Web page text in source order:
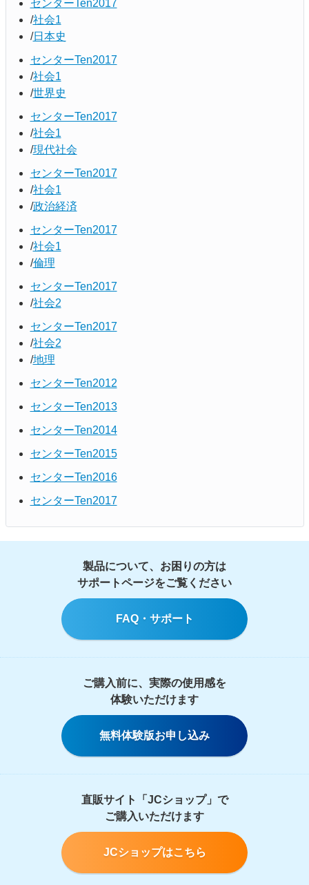
センターTen2017
社会1
日本史
センターTen2017
社会1
世界史
センターTen2017
社会1
現代社会
センターTen2017
社会1
政治経済
センターTen2017
社会1
倫理
センターTen2017
社会2
センターTen2017
社会2
地理
センターTen2012
センターTen2013
センターTen2014
センターTen2015
センターTen2016
センターTen2017
製品について、お困りの方は
サポートページをご覧ください
FAQ・サポート
ご購入前に、実際の使用感を
体験いただけます
無料体験版お申し込み
直販サイト「JCショップ」で
ご購入いただけます
JCショップはこちら